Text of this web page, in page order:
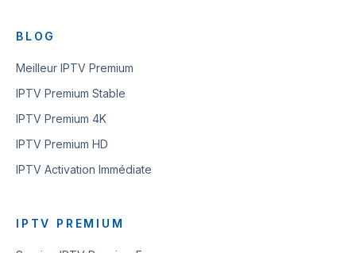
BLOG
Meilleur IPTV Premium
IPTV Premium Stable
IPTV Premium 4K
IPTV Premium HD
IPTV Activation Immédiate
IPTV PREMIUM